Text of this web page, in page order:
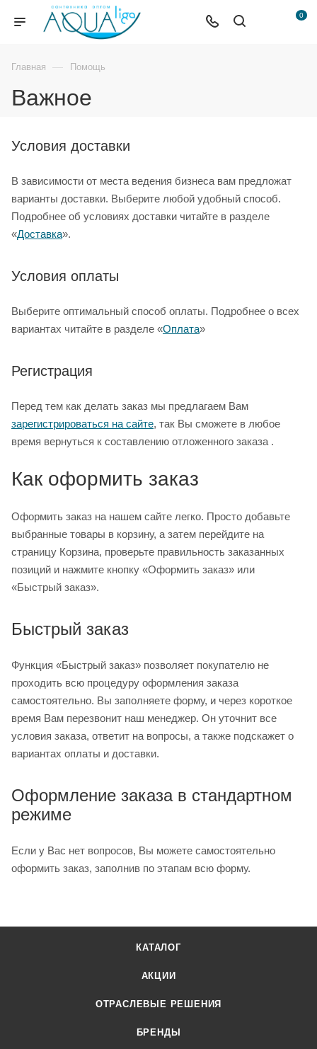
0
Главная — Помощь
Важное
Условия доставки
В зависимости от места ведения бизнеса вам предложат
варианты доставки. Выберите любой удобный способ.
Подробнее об условиях доставки читайте в разделе
«Доставка».
Условия оплаты
Выберите оптимальный способ оплаты. Подробнее о всех
вариантах читайте в разделе «Оплата»
Регистрация
Перед тем как делать заказ мы предлагаем Вам
зарегистрироваться на сайте, так Вы сможете в любое
время вернуться к составлению отложенного заказа .
Как оформить заказ
Оформить заказ на нашем сайте легко. Просто добавьте
выбранные товары в корзину, а затем перейдите на
страницу Корзина, проверьте правильность заказанных
позиций и нажмите кнопку «Оформить заказ» или
«Быстрый заказ».
Быстрый заказ
Функция «Быстрый заказ» позволяет покупателю не
проходить всю процедуру оформления заказа
самостоятельно. Вы заполняете форму, и через короткое
время Вам перезвонит наш менеджер. Он уточнит все
условия заказа, ответит на вопросы, а также подскажет о
вариантах оплаты и доставки.
Оформление заказа в стандартном
режиме
Если у Вас нет вопросов, Вы можете самостоятельно
оформить заказ, заполнив по этапам всю форму.
КАТАЛОГ
АКЦИИ
ОТРАСЛЕВЫЕ РЕШЕНИЯ
БРЕНДЫ